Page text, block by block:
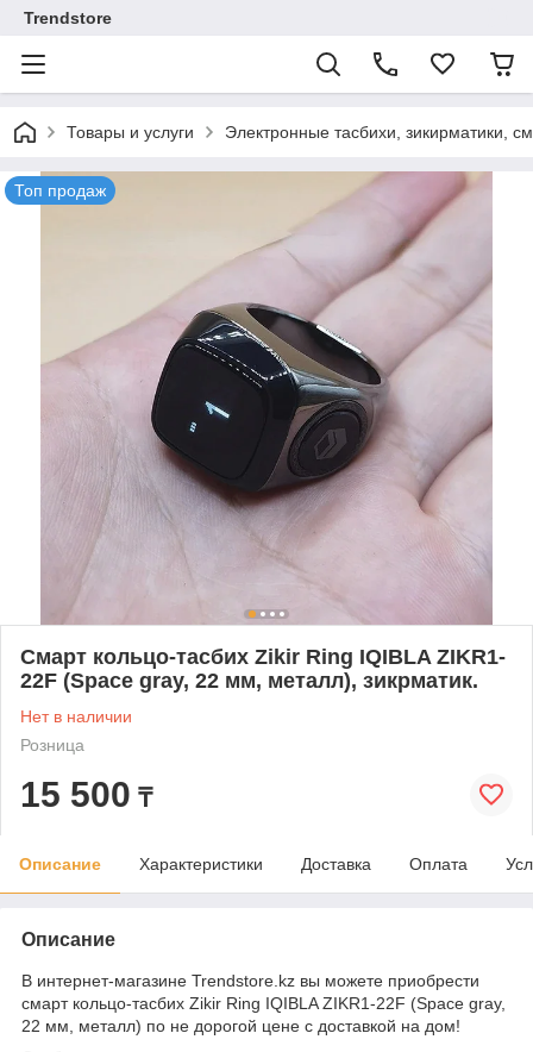
Trendstore
Товары и услуги Электронные тасбихи, зикирматики,
Топ продаж
Смарт кольцо-тасбих Zikir Ring IQIBLA ZIKR1-
22F (Space gray, 22 мм, металл), зикрматик.
Нет в наличии
Розница
15 500 ₸
Описание Характеристики Доставка Оплата
Описание
В интернет-магазине Trendstore.kz вы можете приобрести
смарт кольцо-тасбих Zikir Ring IQIBLA ZIKR1-22F (Space gray,
22 мм, металл) по не дорогой цене с доставкой на дом!